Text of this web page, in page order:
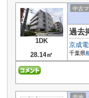
1DK
28.14㎡
中古
過去
京成
千葉県